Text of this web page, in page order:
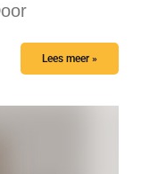
Lees meer »